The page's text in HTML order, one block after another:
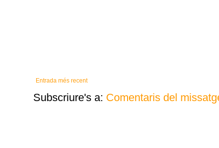
Entrada més recent
Subscriure's a: Comentaris del